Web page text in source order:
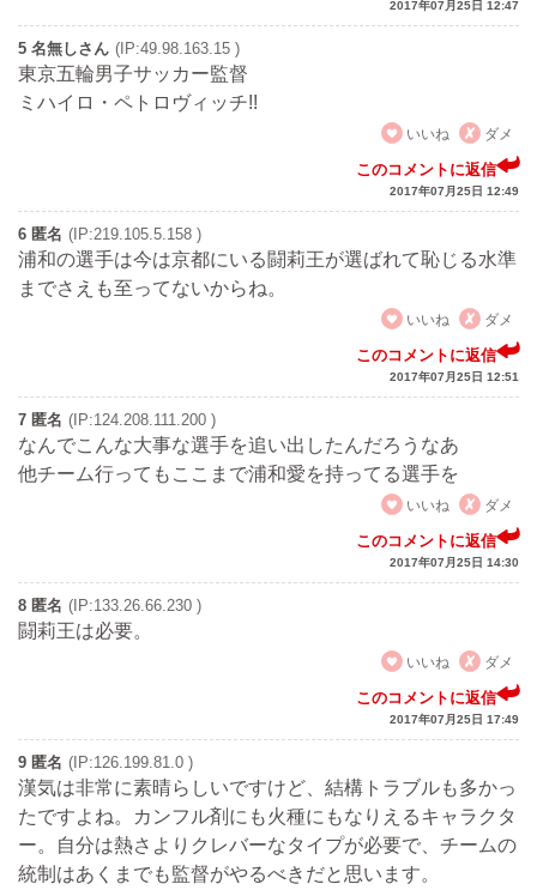
2017年07月25日 12:47
5 名無しさん (IP:49.98.163.15 )
東京五輪男子サッカー監督
ミハイロ・ペトロヴィッチ!!
いいね
ダメ
このコメントに返信
2017年07月25日 12:49
6 匿名 (IP:219.105.5.158 )
浦和の選手は今は京都にいる闘莉王が選ばれて恥じる水準
までさえも至ってないからね。
いいね
ダメ
このコメントに返信
2017年07月25日 12:51
7 匿名 (IP:124.208.111.200 )
なんでこんな大事な選手を追い出したんだろうなあ
他チーム行ってもここまで浦和愛を持ってる選手を
いいね
ダメ
このコメントに返信
2017年07月25日 14:30
8 匿名 (IP:133.26.66.230 )
闘莉王は必要。
いいね
ダメ
このコメントに返信
2017年07月25日 17:49
9 匿名 (IP:126.199.81.0 )
漢気は非常に素晴らしいですけど、結構トラブルも多かっ
たですよね。カンフル剤にも火種にもなりえるキャラクタ
ー。自分は熱さよりクレバーなタイプが必要で、チームの
統制はあくまでも監督がやるべきだと思います。